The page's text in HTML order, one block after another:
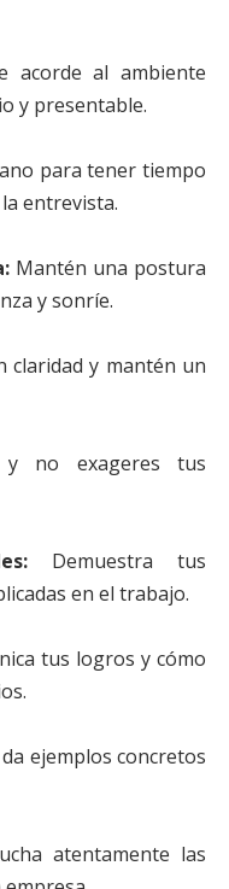
acorde al ambiente
y presentable.
para tener tiempo
entrevista.
Mantén una postura
y sonríe.
claridad y mantén un
no exageres tus
Demuestra tus
en el trabajo.
tus logros y cómo
ejemplos concretos
atentamente las